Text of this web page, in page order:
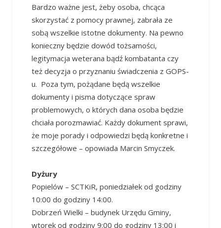
Bardzo ważne jest, żeby osoba, chcąca
skorzystać z pomocy prawnej, zabrała ze
sobą wszelkie istotne dokumenty. Na pewno
konieczny będzie dowód tożsamości,
legitymacja weterana bądź kombatanta czy
też decyzja o przyznaniu świadczenia z GOPS-
u. Poza tym, pożądane będą wszelkie
dokumenty i pisma dotyczące spraw
problemowych, o których dana osoba będzie
chciała porozmawiać. Każdy dokument sprawi,
że moje porady i odpowiedzi będą konkretne i
szczegółowe – opowiada Marcin Smyczek.
Dyżury
Popielów – SCTKiR, poniedziałek od godziny
10:00 do godziny 14:00.
Dobrzeń Wielki – budynek Urzędu Gminy,
wtorek od godziny 9:00 do godziny 13:00 i